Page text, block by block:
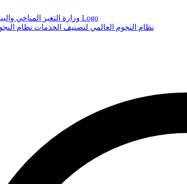
Logo
نظام النجوم العالمي لتصنيف الخدمات